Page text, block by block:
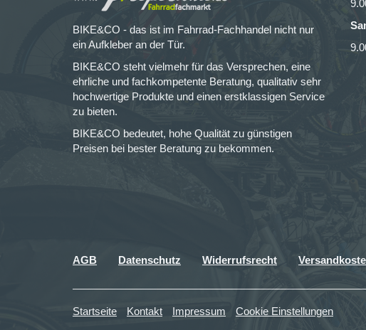
BIKE&CO - das ist im Fahrrad-Fachhandel nicht nur
ein Aufkleber an der Tür.
BIKE&CO steht vielmehr für das Versprechen, eine
ehrliche und fachkompetente Beratung, qualitativ sehr
hochwertige Produkte und einen erstklassigen Service
zu bieten.
BIKE&CO bedeutet, hohe Qualität zu günstigen
Preisen bei bester Beratung zu bekommen.
AGB Datenschutz Widerrufsrecht
Startseite Kontakt Impressum Cookie Einstellungen